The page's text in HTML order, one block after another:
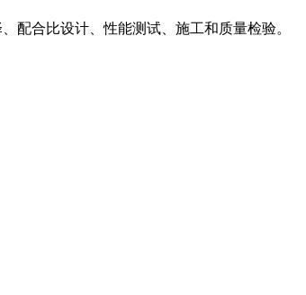
配合比设计、性能测试、施工和质量检验。